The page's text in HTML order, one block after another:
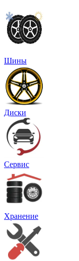
Шины
Диски
Сервис
Хранение